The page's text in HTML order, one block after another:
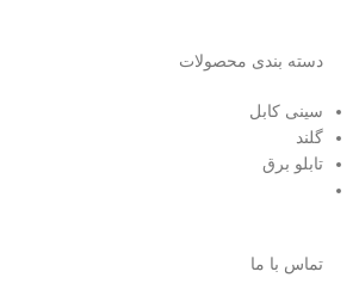
دسته بندی محصولات
سینی کابل
گلند
تابلو برق
تماس با ما